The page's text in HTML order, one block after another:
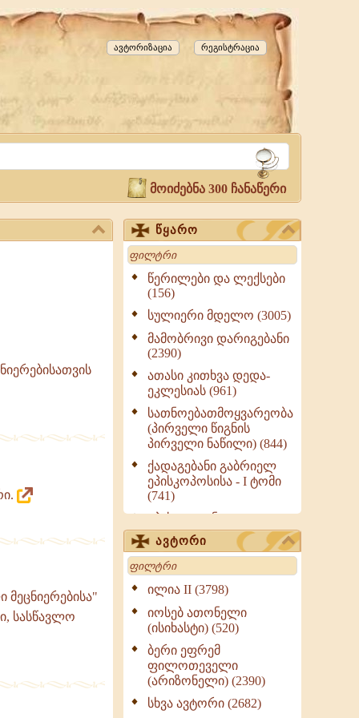
რეგისტრაცია
ავტორიზაცია
მოიძებნა 300 ჩანაწერი
მეცნიერებისა"
სასწავლო
წყარო
Search
წერილები და ლექსები
(156)
სულიერი მდელო (3005)
მამობრივი დარიგებანი
(2390)
ათასი კითხვა დედა-
ეკლესიას (961)
სათნოებათმოყვარეობა
(პირველი წიგნის
პირველი ნაწილი) (844)
ქადაგებანი გაბრიელ
ეპისკოპოსისა - I ტომი
(741)
ეპისტოლენი,
ქადაგებანი, სიტყვანი
(ნაწილი III) (723)
მოძღვრის ძალზე
სასარგებლო რჩევები
მრევლისათვის (545)
Wisdomge (514)
ქადაგებანი გაბრიელ
ეპისკოპოსისა - II ტომი
(370)
სულიერი ცხოვრების
სახელმძღვანელო -
ავტორი
Search
ილია II (3798)
იოსებ ათონელი
(ისიხასტი) (520)
ბერი ეფრემ
ფილოთეველი
(არიზონელი) (2390)
სხვა ავტორი (2682)